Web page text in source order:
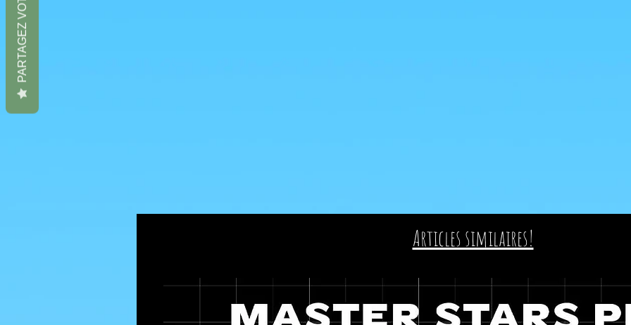
Articles similaires!